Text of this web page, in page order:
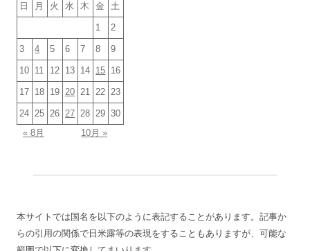
日
月 火 水 木 金 土
1 2
3 4 5 6 7 8 9
10 11 12 13 14 15 16
17 18 19 20 21 22 23
24 25 26 27 28 29 30
« 8月
10月 »
本サイトでは国名を以下のように表記することがあります。記事か
らの引用の関係で日米露等の表現をすることもありますが、可能な